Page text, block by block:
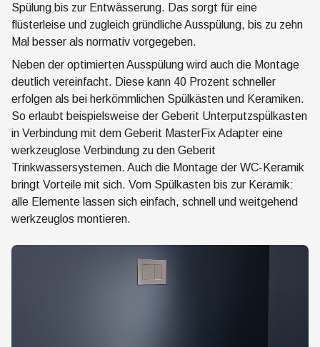
Spülung bis zur Entwässerung. Das sorgt für eine
flüsterleise und zugleich gründliche Ausspülung, bis zu zehn
Mal besser als normativ vorgegeben.
Neben der optimierten Ausspülung wird auch die Montage
deutlich vereinfacht. Diese kann 40 Prozent schneller
erfolgen als bei herkömmlichen Spülkästen und Keramiken.
So erlaubt beispielsweise der Geberit Unterputzspülkasten
in Verbindung mit dem Geberit MasterFix Adapter eine
werkzeuglose Verbindung zu den Geberit
Trinkwassersystemen. Auch die Montage der WC-Keramik
bringt Vorteile mit sich. Vom Spülkasten bis zur Keramik:
alle Elemente lassen sich einfach, schnell und weitgehend
werkzeuglos montieren.